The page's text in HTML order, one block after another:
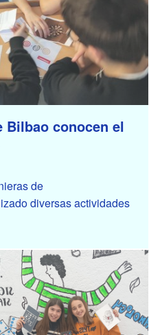
Bilbao conocen el
de
diversas actividades